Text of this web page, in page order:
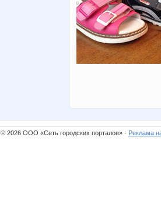
© 2026 ООО «Сеть городских порталов» · Реклама